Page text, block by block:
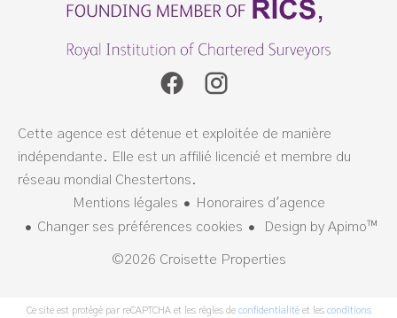
Cette agence est détenue et exploitée de manière
indépendante. Elle est un affilié licencié et membre du
réseau mondial Chestertons.
Mentions légales
Honoraires d'agence
Changer ses préférences cookies
Design by Apimo™
©2026 Croisette Properties
Ce site est protégé par reCAPTCHA et les règles de confidentialitéet les conditions